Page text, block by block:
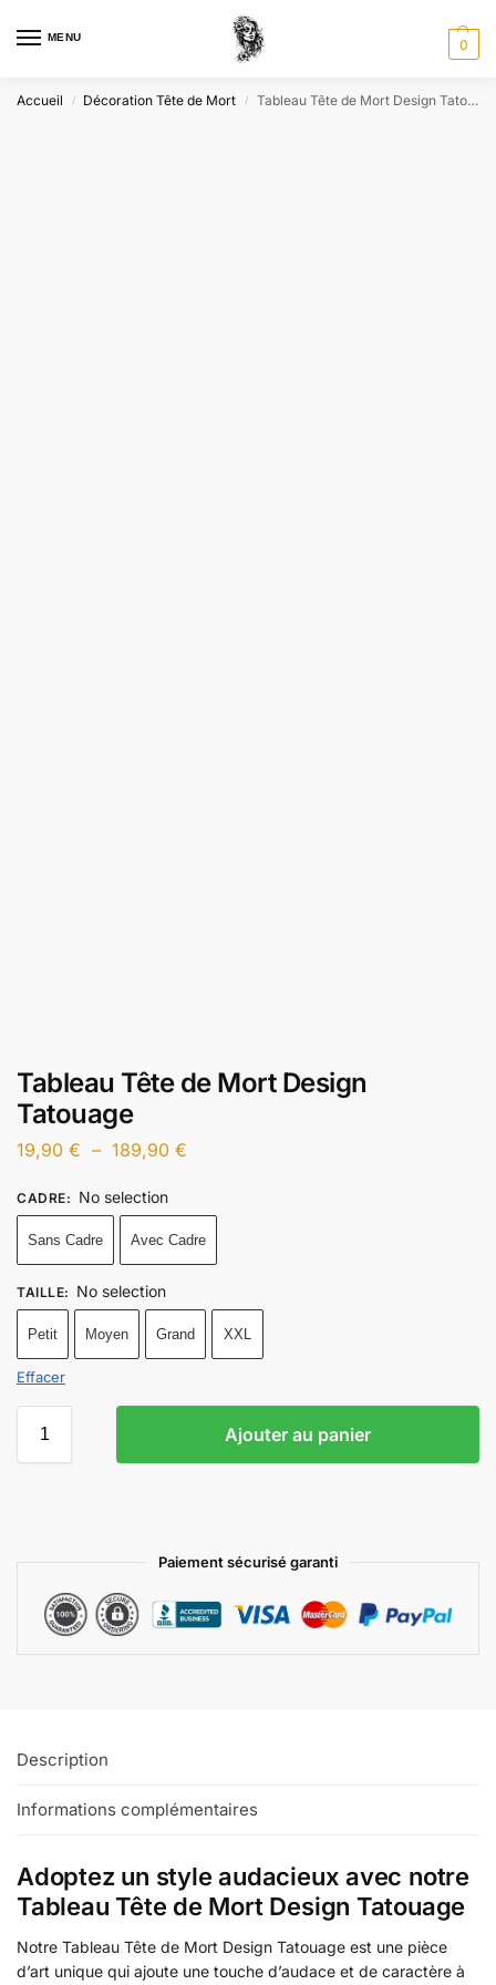
MENU 0
Accueil / Décoration Tête de Mort / Tableau Tête de Mort Design Tatouage
Tableau Tête de Mort Design
Tatouage
19,90 € – 189,90 €
CADRE: No selection
Sans Cadre Avec Cadre
TAILLE: No selection
Petit Moyen Grand XXL
Effacer
Ajouter au panier
Paiement sécurisé garanti
Description
Informations complémentaires
Adoptez un style audacieux avec notre
Tableau Tête de Mort Design Tatouage
Notre Tableau Tête de Mort Design Tatouage est une pièce
d’art unique qui ajoute une touche d’audace et de caractère à